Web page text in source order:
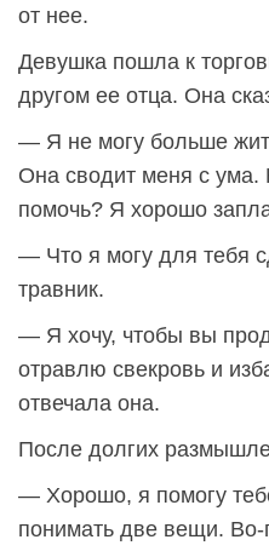
от нее.
Девушка пошла к
другом ее отца. Она
— Я не могу больше
Она сводит меня с
помочь? Я хорошо
— Что я могу для тебя
травник.
— Я хочу, чтобы вы
отравлю свекровь и
отвечала она.
После долгих
— Хорошо, я помогу
понимать две вещи.